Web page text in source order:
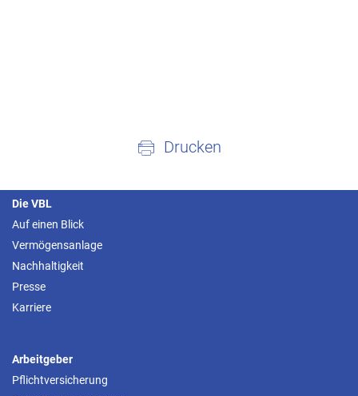
Drucken
Die VBL
Auf einen Blick
Vermögensanlage
Nachhaltigkeit
Presse
Karriere
Arbeitgeber
Pflichtversicherung